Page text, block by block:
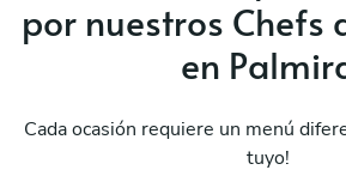
por nuestros Chefs
en
Cada ocasión requiere un menú
tuyo!